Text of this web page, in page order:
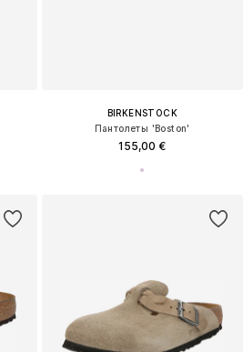
BIRKENSTOCK
Пантолеты 'Boston'
155,00 €